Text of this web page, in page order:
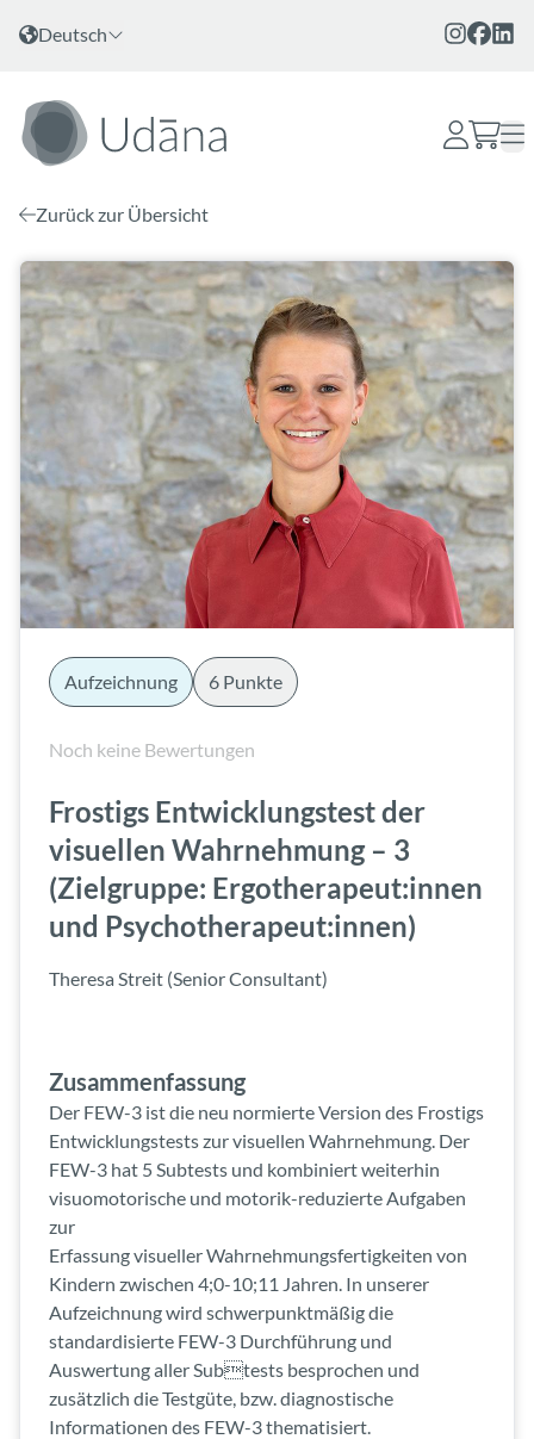
Zum Inhalt
Sprache wählen
Deutsch
Zurück zur Übersicht
Aufzeichnung 6 Punkte
Noch keine Bewertungen
Frostigs Entwicklungstest der
visuellen Wahrnehmung – 3
(Zielgruppe: Ergotherapeut:innen
und Psychotherapeut:innen)
Theresa Streit (Senior Consultant)
Zusammenfassung
Der FEW-3 ist die neu normierte Version des Frostigs
Entwicklungstests zur visuellen Wahrnehmung. Der
FEW-3 hat 5 Subtests und kombiniert weiterhin
visuomotorische und motorik-reduzierte Aufgaben
zur
Erfassung visueller Wahrnehmungsfertigkeiten von
Kindern zwischen 4;0-10;11 Jahren. In unserer
Aufzeichnung wird schwerpunktmäßig die
standardisierte FEW-3 Durchführung und
Auswertung aller Subtests besprochen und
zusätzlich die Testgüte, bzw. diagnostische
Informationen des FEW-3 thematisiert.